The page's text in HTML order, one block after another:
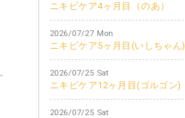
ニキビケア4ヶ月目（のあ）
2026/07/27 Mon
ニキビケア5ヶ月目(いしちゃん)
2026/07/25 Sat
ニキビケア12ヶ月目(ゴルゴン)
2026/07/25 Sat